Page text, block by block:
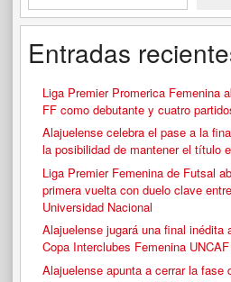
Entradas
Liga Premier Promerica Femenina
FF como debutante y cuatro
Alajuelense celebra el pase a la
la posibilidad de mantener el título
Liga Premier Femenina de Futsal
primera vuelta con duelo clave
Universidad Nacional
Alajuelense jugará una final inédita
Copa Interclubes Femenina
Alajuelense apunta a cerrar la fase